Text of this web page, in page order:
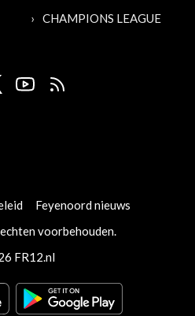
CHAMPIONS LEAGUE
Feyenoord nieuws
voorbehouden.
FR12.nl